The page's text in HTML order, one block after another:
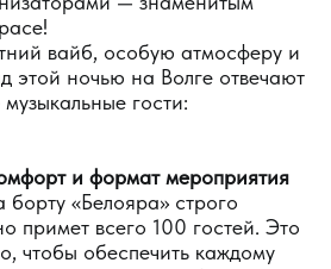
вайб, особую атмосферу и
этой ночью на Волге отвечают
гости:
и формат мероприятия
борту «Белояра» строго
примет всего 100 гостей. Это
чтобы обеспечить каждому